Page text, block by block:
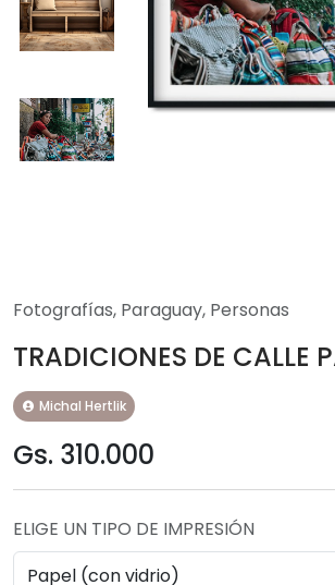
Fotografías, Paraguay, Personas
TRADICIONES DE CALLE
Michal Hertlik
Gs. 310.000
ELIGE UN TIPO DE IMPRESIÓN